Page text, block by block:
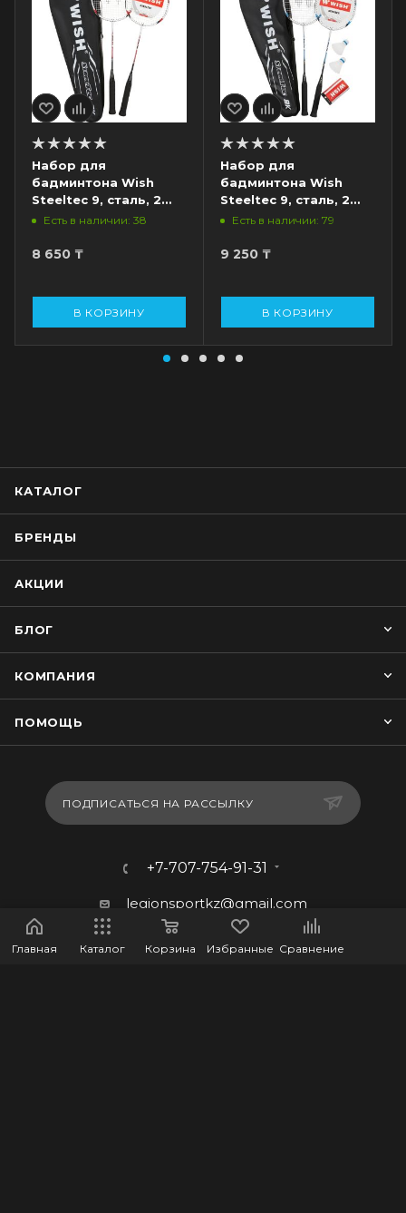
Набор для
бадминтона Wish
Steeltec 9, сталь, 2
ракетки, белый/
Есть в наличии: 38
8 650 ₸
В КОРЗИНУ
Набор для
бадминтона Wish
Steeltec 9, сталь, 2
ракетки, 2 волана,
Есть в наличии: 79
9 250 ₸
В КОРЗИНУ
КАТАЛОГ
БРЕНДЫ
АКЦИИ
БЛОГ
КОМПАНИЯ
ПОМОЩЬ
ПОДПИСАТЬСЯ НА РАССЫЛКУ
+7-707-754-91-31
legionsportkz@gmail.com
г.Костанай, ул. Баймагамбетова
193, ВП-5
Главная Каталог Корзина Избранные Сравнение